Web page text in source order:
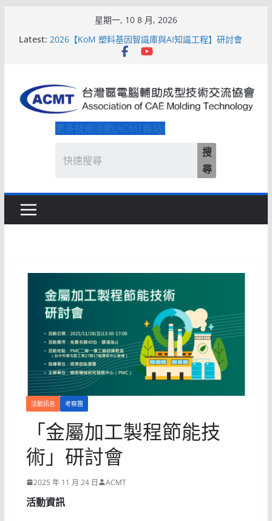
星期一, 10 8 月, 2026
Latest: 2026【KoM 塑料基因智識庫與AI知識工程】研討會
【培訓課程】【ACMT Ｔ零量產】模具估報價：貫穿
具展重磅登場
ACMT打造「Smart Molding 模塑智造平台」主題館
2026【QoM 射出成型高品質穩定生產】研討會
更多技術活動(ACMT舊站)
搜
尋
活動訊息 考察團
「金屬加工製程節能技
術」研討會
2025 年 11 月 24 日 ACMT
活動資訊